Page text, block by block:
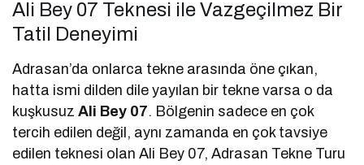
Ali Bey 07 Teknesi ile Vazgeçilmez Bir
Tatil Deneyimi
Adrasan’da onlarca tekne arasında öne çıkan,
hatta ismi dilden dile yayılan bir tekne varsa o da
kuşkusuzAli Bey 07. Bölgenin sadece en çok
tercih edilen değil, aynı zamanda en çok tavsiye
edilen teknesi olan Ali Bey 07, Adrasan Tekne Turu